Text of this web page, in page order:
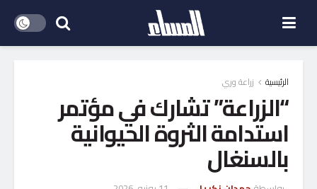
الرئيسية زراعة وري
“الزراعة” تشارك في مؤتمر
استدامة الثروة الحيوانية
بالسنغال